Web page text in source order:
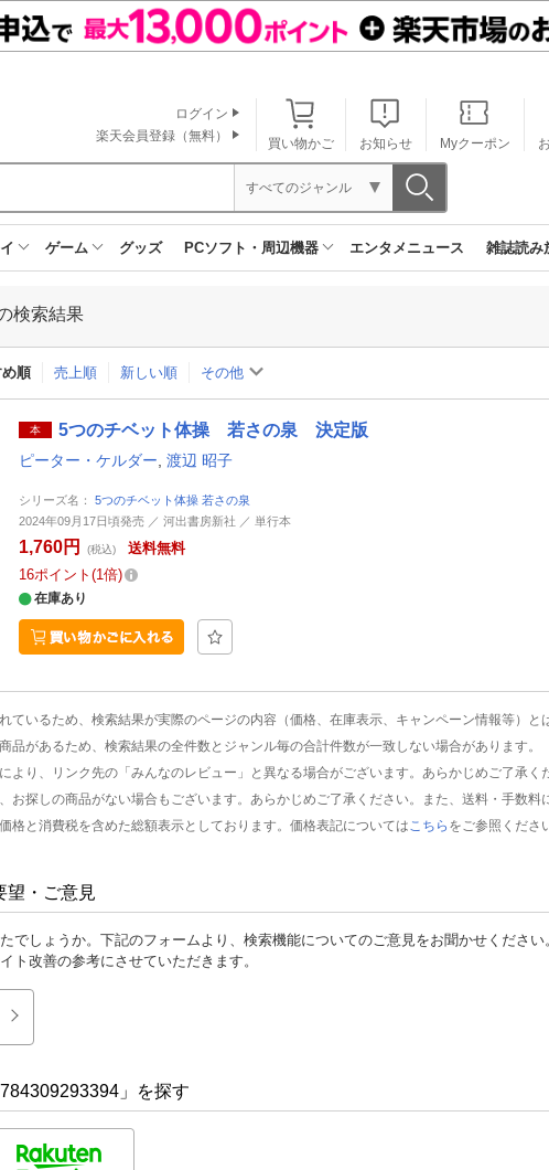
買い物かご お知らせ Myクーポン
ログイン
楽天会員登録（無料）
すべてのジャンル
ゲーム グッズ PCソフト・周辺機器 エンタメニュース 雑誌読み
検索結果
順 売上順 新しい順 その他
本 5つのチベット体操 若さの泉 決定版
ピーター・ケルダー 渡辺 昭子
シリーズ名： 5つのチベット体操 若さの泉
2024年09月17日頃発売 ／ 河出書房新社 ／ 単行本
1,760円 (税込)
送料無料
16ポイント 1倍
在庫あり
ているため、検索結果が実際のページの内容（価格、在庫表示、キャンペーン情報等）と
があるため、検索結果の全件数とジャンル毎の合計件数が一致しない場合があります。
り、リンク先の「みんなのレビュー」と異なる場合がございます。あらかじめご了承く
お探しの商品がない場合もございます。あらかじめご了承ください。また、送料・手数料
格と消費税を含めた総額表示としております。価格表記については こちら をご参照くださ
望・ご意見
でしょうか。下記のフォームより、検索機能についてのご意見をお聞かせください
ト改善の参考にさせていただきます。
」を探す